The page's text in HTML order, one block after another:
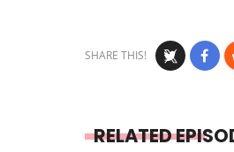
SHARE THIS!
RELATED